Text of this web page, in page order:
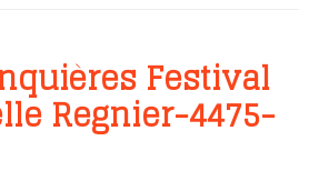
Festival
Regnier-4475-